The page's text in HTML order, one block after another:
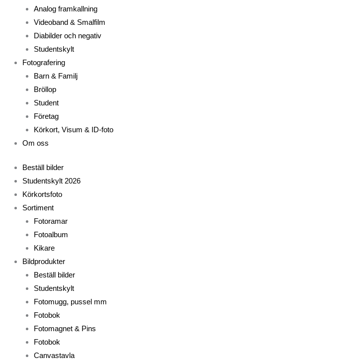
Analog framkallning
Videoband & Smalfilm
Diabilder och negativ
Studentskylt
Fotografering
Barn & Familj
Bröllop
Student
Företag
Körkort, Visum & ID-foto
Om oss
Beställ bilder
Studentskylt 2026
Körkortsfoto
Sortiment
Fotoramar
Fotoalbum
Kikare
Bildprodukter
Beställ bilder
Studentskylt
Fotomugg, pussel mm
Fotobok
Fotomagnet & Pins
Fotobok
Canvastavla